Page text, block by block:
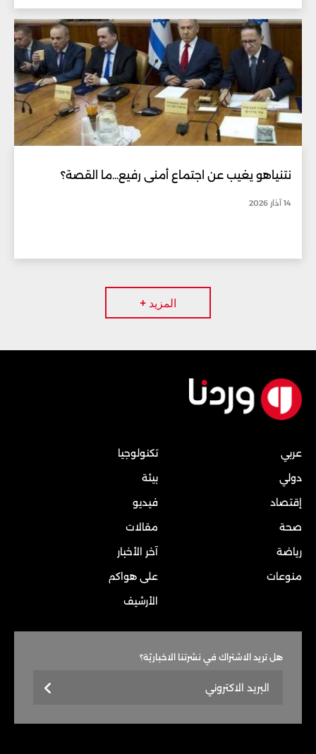
نتنياهو يغيب عن اجتماع أمني رفيع...ما القصة؟
14 آذار 2026
المزيد +
عربي
دولي
إقتصاد
صحة
رياضة
منوعات
تكنولوجيا
بيئة
فيديو
مقالات
آخر الأخبار
على هواكم
الأرشيف
هل تريد الاشتراك في نشرتنا الاخباريّة؟